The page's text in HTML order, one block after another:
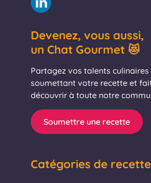
Devenez, vous aussi,
un Chat Gourmet 😻
Partagez vos talents culinaires
soumettant votre recette et
découvrir à toute notre
Soumettre une recette
Catégories de